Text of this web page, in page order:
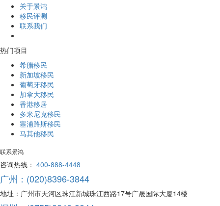
关于景鸿
移民评测
联系我们
热门项目
希腊移民
新加坡移民
葡萄牙移民
加拿大移民
香港移居
多米尼克移民
塞浦路斯移民
马其他移民
联系景鸿
咨询热线： 400-888-4448
广州：(020)8396-3844
地址：广州市天河区珠江新城珠江西路17号广晟国际大厦14楼